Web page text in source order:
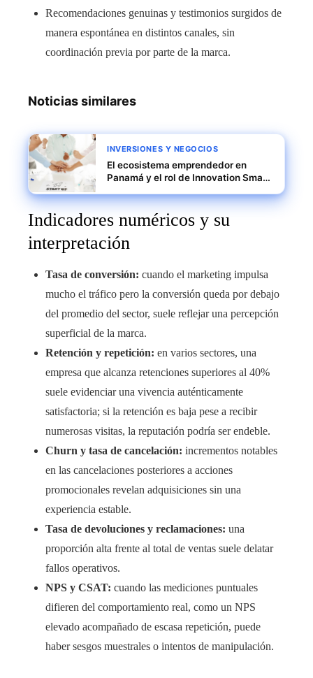
Recomendaciones genuinas y testimonios surgidos de
manera espontánea en distintos canales, sin
coordinación previa por parte de la marca.
Noticias similares
INVERSIONES Y NEGOCIOS
El ecosistema emprendedor en
Panamá y el rol de Innovation Smart
Indicadores numéricos y su
interpretación
Tasa de conversión: cuando el marketing impulsa
mucho el tráfico pero la conversión queda por debajo
del promedio del sector, suele reflejar una percepción
superficial de la marca.
Retención y repetición: en varios sectores, una
empresa que alcanza retenciones superiores al 40%
suele evidenciar una vivencia auténticamente
satisfactoria; si la retención es baja pese a recibir
numerosas visitas, la reputación podría ser endeble.
Churn y tasa de cancelación: incrementos notables
en las cancelaciones posteriores a acciones
promocionales revelan adquisiciones sin una
experiencia estable.
Tasa de devoluciones y reclamaciones: una
proporción alta frente al total de ventas suele delatar
fallos operativos.
NPS y CSAT: cuando las mediciones puntuales
difieren del comportamiento real, como un NPS
elevado acompañado de escasa repetición, puede
haber sesgos muestrales o intentos de manipulación.